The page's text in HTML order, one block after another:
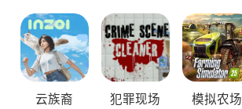
云族裔 犯罪现场 模拟农场